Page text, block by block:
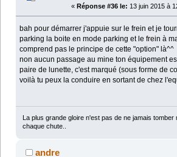
« Réponse #36 le: 13 juin 2015 à
bah pour démarrer j'appuie sur le frein et je
parking la boite en mode parking et le frein à
comprend pas le principe de cette "option" là^^
non aucun passage au mine ton équipement
paire de lunette, c'est marqué (sous forme de
voilà tu peux la conduire en sortant de chez
La plus grande gloire n'est pas de ne jamais
chaque chute..
andre